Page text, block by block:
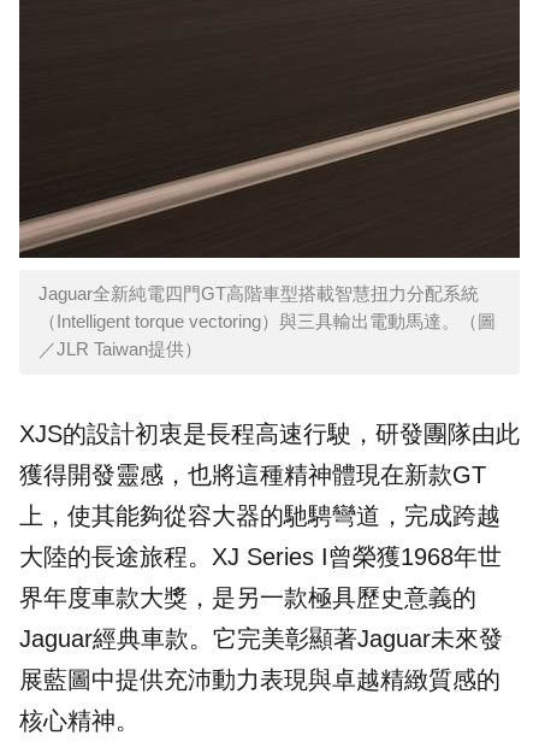
Jaguar全新純電四門GT高階車型搭載智慧扭力分配系統
（Intelligent torque vectoring）與三具輸出電動馬達。（圖
／JLR Taiwan提供）
XJS的設計初衷是長程高速行駛，研發團隊由此
獲得開發靈感，也將這種精神體現在新款GT
上，使其能夠從容大器的馳騁彎道，完成跨越
大陸的長途旅程。XJ Series I曾榮獲1968年世
界年度車款大獎，是另一款極具歷史意義的
Jaguar經典車款。它完美彰顯著Jaguar未來發
展藍圖中提供充沛動力表現與卓越精緻質感的
核心精神。